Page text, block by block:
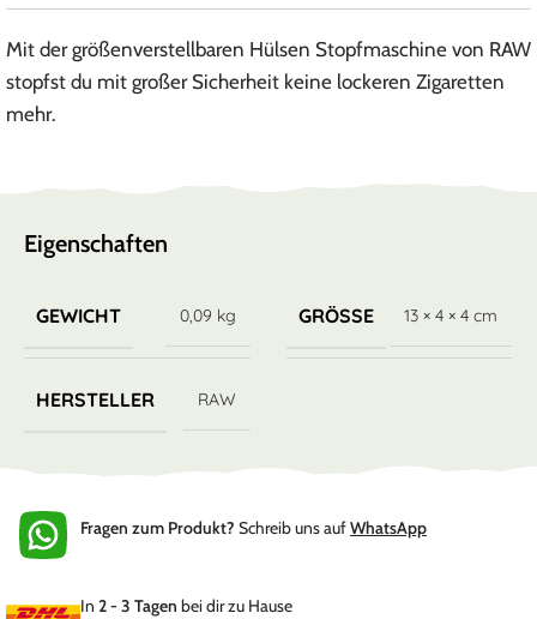
Mit der größenverstellbaren Hülsen Stopfmaschine von RAW
stopfst du mit großer Sicherheit keine lockeren Zigaretten
mehr.
Eigenschaften
GEWICHT 0,09 kg GRÖSSE 13 × 4 × 4 cm
HERSTELLER RAW
Fragen zum Produkt? Schreib uns aufWhatsApp
In 2 - 3 Tagen bei dir zu Hause